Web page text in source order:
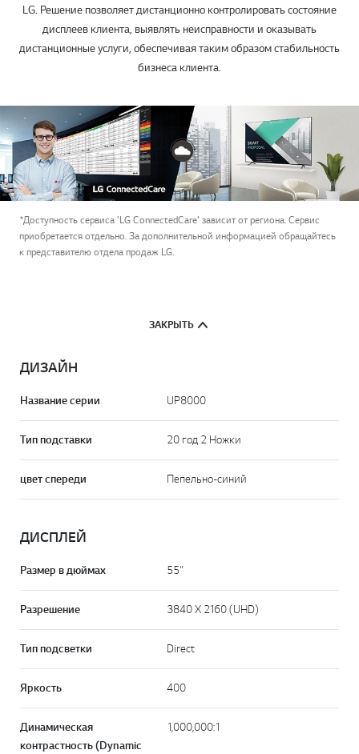
LG. Решение позволяет дистанционно контролировать состояние
дисплеев клиента, выявлять неисправности и оказывать
дистанционные услуги, обеспечивая таким образом стабильность
бизнеса клиента.
*Доступность сервиса 'LG ConnectedCare' зависит от региона. Сервис
приобретается отдельно. За дополнительной информацией обращайтесь
к представителю отдела продаж LG.
ЗАКРЫТЬ
ДИЗАЙН
Название серии UP8000
Тип подставки 20 год 2 Ножки
цвет спереди Пепельно-синий
ДИСПЛЕЙ
Размер в дюймах 55”
Разрешение 3840 X 2160 (UHD)
Тип подсветки Direct
Яркость 400
Динамическая
контрастность (Dynamic
1,000,000:1